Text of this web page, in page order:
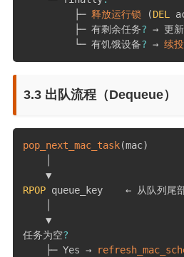
         ├─
释放运行锁 (DEL
         ├─ 有剩余任务
? → 更新
         └─ 有饥饿设备
? → 续
3.3 出队流程（Dequeue）
pop_next_mac_task(mac)
    ▼
RPOP queue_key    ← 从队列尾部
    ▼
任务为空?
    ├─ Yes →